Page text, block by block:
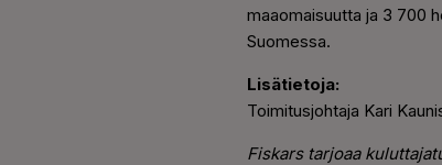
maaomaisuutta ja 3 700
Suomessa.
Lisätietoja:
Toimitusjohtaja Kari
Fiskars tarjoaa